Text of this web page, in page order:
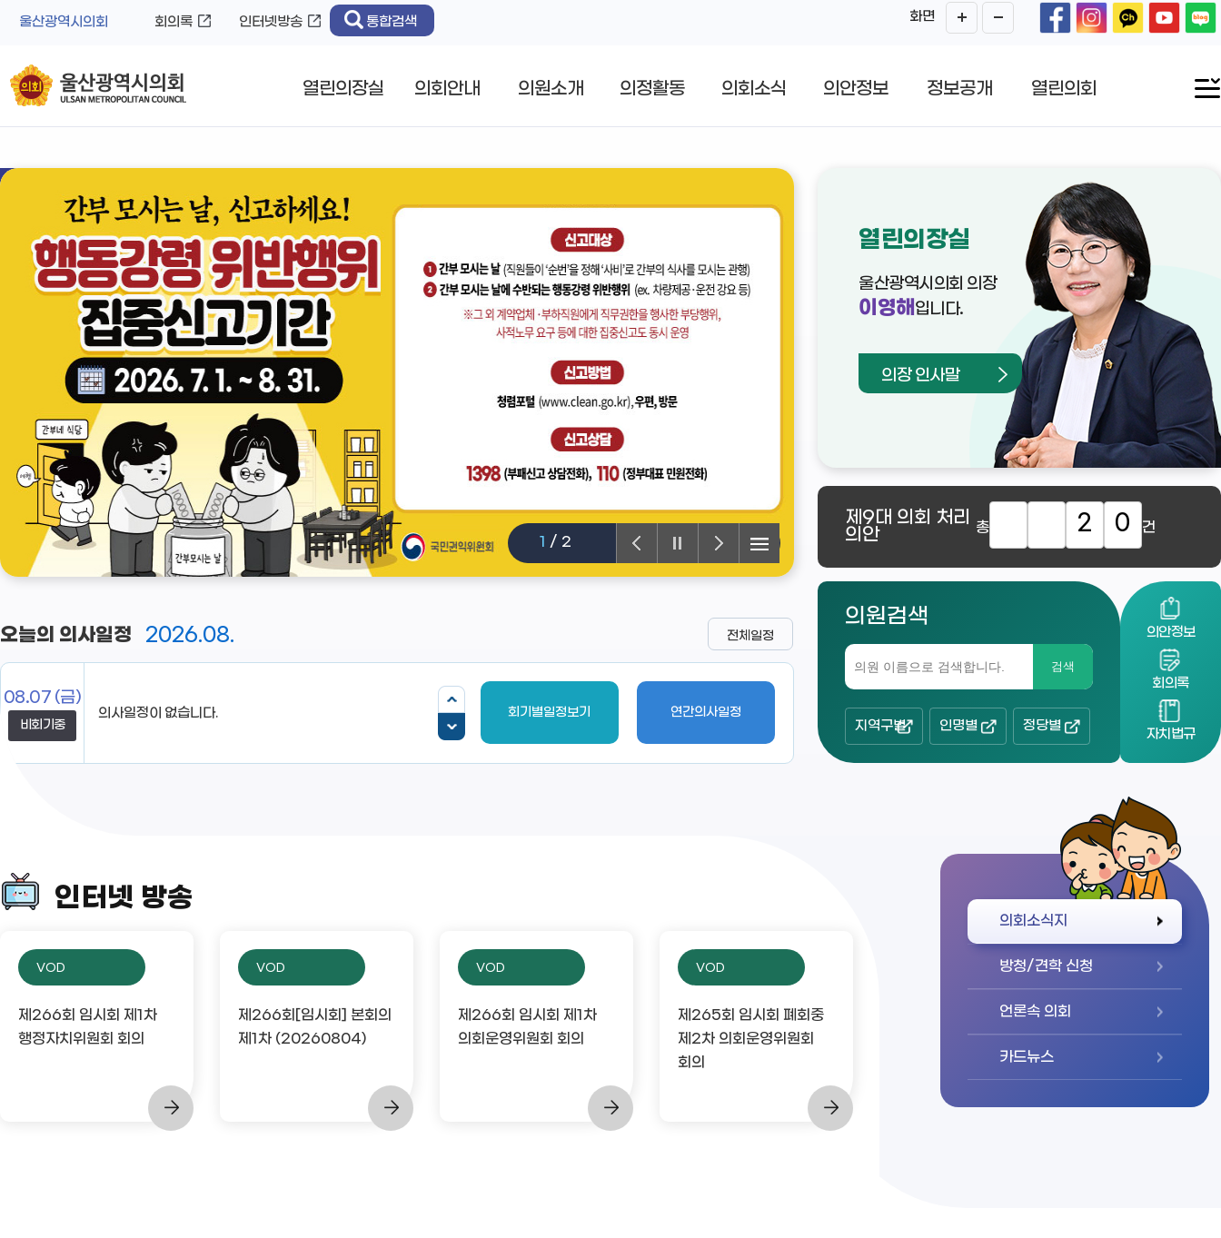
울산광역시의회 회의록 인터넷방송 통합검색 화면
열린의장실 의회안내 의원소개 의정활동 의회소식 의안정보 정보공개 열린의회
2 /2
열린의장실
울산광역시의회 의장
이영해 입니다.
의장 인사말
제9대 의회 처리
의안 총 2 0 건
오늘의 의사일정 2026.08.
08.07 (금)
비회기중
의사일정이 없습니다. 회기별일정보기 연간의사일정
전체일정
의원검색
검색
지역구별 인명별 정당별
의안정보
회의록
자치법규
인터넷 방송
VOD
제266회 임시회 제1차
행정자치위원회 회의
VOD
제266회[임시회] 본회의
제1차 (20260804)
VOD
제266회 임시회 제1차
의회운영위원회 회의
VOD
제265회 임시회 폐회중
제2차 의회운영위원회
회의
의회소식지
방청/견학 신청
언론속 의회
카드뉴스